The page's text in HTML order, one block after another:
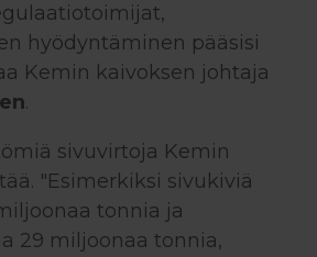
hyödyntäminen pääsisi
Kemin kaivoksen johtaja
.
sivuvirtoja Kemin
"Esimerkiksi sivukiviä
tonnia ja
29 miljoonaa tonnia,